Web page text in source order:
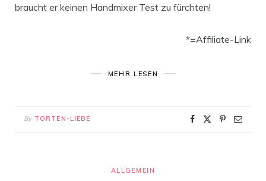
braucht er keinen Handmixer Test zu fürchten!
*=Affiliate-Link
MEHR LESEN
By TORTEN-LIEBE
ALLGEMEIN